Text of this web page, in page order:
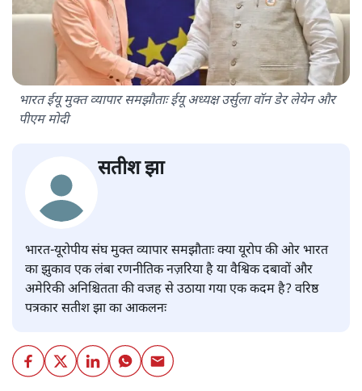
भारत ईयू मुक्त व्यापार समझौताः ईयू अध्यक्ष उर्सुला वॉन डेर लेयेन और
पीएम मोदी
सतीश झा
भारत-यूरोपीय संघ मुक्त व्यापार समझौताः क्या यूरोप की ओर भारत
का झुकाव एक लंबा रणनीतिक नज़रिया है या वैश्विक दबावों और
अमेरिकी अनिश्चितता की वजह से उठाया गया एक कदम है? वरिष्ठ
पत्रकार सतीश झा का आकलनः